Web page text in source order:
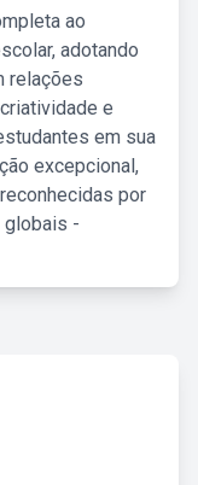
ao
adotando
relações
e
em sua
excepcional,
por
globais -